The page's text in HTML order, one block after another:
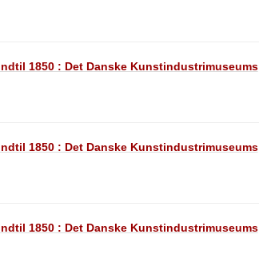
1850 : Det Danske Kunstindustrimuseums
1850 : Det Danske Kunstindustrimuseums
1850 : Det Danske Kunstindustrimuseums